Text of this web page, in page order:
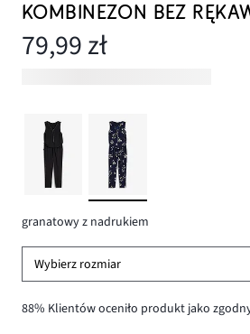
KOMBINEZON BEZ
79,99 zł
granatowy z nadrukiem
Wybierz rozmiar
88% Klientów oceniło produkt jako